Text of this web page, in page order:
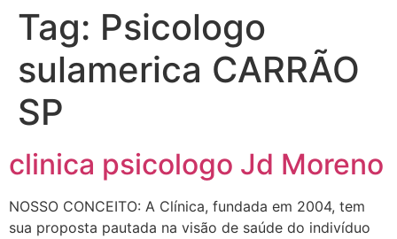
Tag: Psicologo
sulamerica CARRÃO
SP
clinica psicologo Jd Moreno
NOSSO CONCEITO: A Clínica, fundada em 2004, tem
sua proposta pautada na visão de saúde do indivíduo